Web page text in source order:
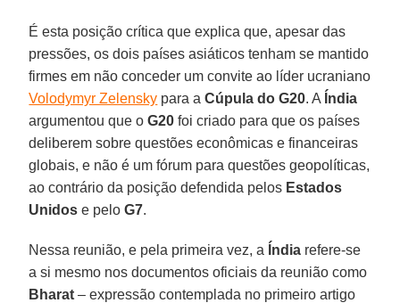
É esta posição crítica que explica que, apesar das
pressões, os dois países asiáticos tenham se mantido
firmes em não conceder um convite ao líder ucraniano
Volodymyr Zelensky para aCúpula do G20. A Índia
argumentou que oG20 foi criado para que os países
deliberem sobre questões econômicas e financeiras
globais, e não é um fórum para questões geopolíticas,
ao contrário da posição defendida pelos Estados
Unidos e peloG7.
Nessa reunião, e pela primeira vez, a Índia refere-se
a si mesmo nos documentos oficiais da reunião como
Bharat – expressão contemplada no primeiro artigo